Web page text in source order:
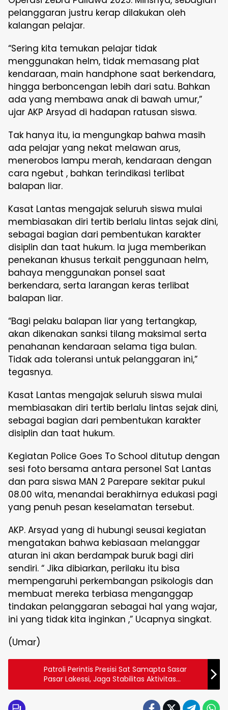
pelanggaran justru kerap dilakukan oleh
kalangan pelajar.
“Sering kita temukan pelajar tidak
menggunakan helm, tidak memasang plat
kendaraan, main handphone saat berkendara,
hingga berboncengan lebih dari satu. Bahkan
ada yang membawa anak di bawah umur,”
ujar AKP Arsyad di hadapan ratusan siswa.
Tak hanya itu, ia mengungkap bahwa masih
ada pelajar yang nekat melawan arus,
menerobos lampu merah, kendaraan dengan
cara ngebut , bahkan terindikasi terlibat
balapan liar.
Kasat Lantas mengajak seluruh siswa mulai
membiasakan diri tertib berlalu lintas sejak dini,
sebagai bagian dari pembentukan karakter
disiplin dan taat hukum. Ia juga memberikan
penekanan khusus terkait penggunaan helm,
bahaya menggunakan ponsel saat
berkendara, serta larangan keras terlibat
balapan liar.
“Bagi pelaku balapan liar yang tertangkap,
akan dikenakan sanksi tilang maksimal serta
penahanan kendaraan selama tiga bulan.
Tidak ada toleransi untuk pelanggaran ini,”
tegasnya.
Kasat Lantas mengajak seluruh siswa mulai
membiasakan diri tertib berlalu lintas sejak dini,
sebagai bagian dari pembentukan karakter
disiplin dan taat hukum.
Kegiatan Police Goes To School ditutup dengan
sesi foto bersama antara personel Sat Lantas
dan para siswa MAN 2 Parepare sekitar pukul
08.00 wita, menandai berakhirnya edukasi pagi
yang penuh pesan keselamatan tersebut.
AKP. Arsyad yang di hubungi seusai kegiatan
mengatakan bahwa kebiasaan melanggar
aturan ini akan berdampak buruk bagi diri
sendiri. “ Jika dibiarkan, perilaku itu bisa
mempengaruhi perkembangan psikologis dan
membuat mereka terbiasa menganggap
tindakan pelanggaran sebagai hal yang wajar,
ini yang tidak kita inginkan ,” Ucapnya singkat.
(Umar)
Patroli Perintis Presisi Sat Samapta Sasar
Pasar Lakessi, Jaga Stabilitas Aktivitas
Ekonomi Warga Parepare